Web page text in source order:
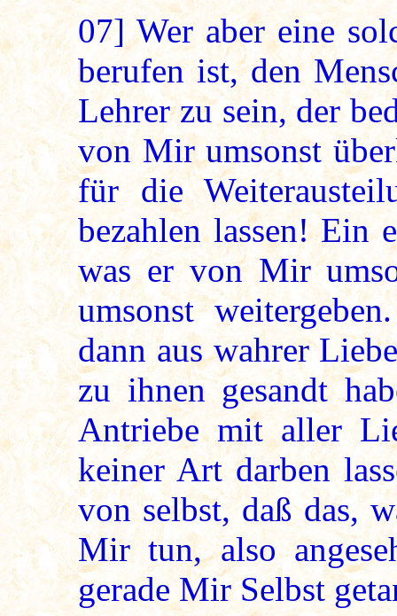
07]Wer aber eine
berufen ist, den
Lehrer zu sein, der
von Mir umsonst
für die
bezahlen lassen! Ein
was er von Mir
umsonst
dann aus wahrer
zu ihnen gesandt
Antriebe mit aller
keiner Art darben
von selbst, daß das,
Mir tun, also
gerade Mir Selbst